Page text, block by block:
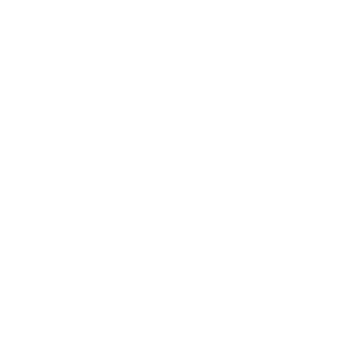
le souvenir de la défense de Paris en 1870".